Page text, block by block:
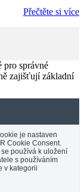
Přečtěte si více
pro správné
zajišťují základní
je nastaven
Cookie Consent.
používá k uložení
s používáním
v kategorii